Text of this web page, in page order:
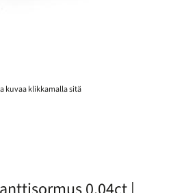
kuvaa klikkamalla sitä